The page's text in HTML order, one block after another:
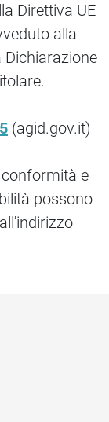
Direttiva UE
alla
Dichiarazione
(agid.gov.it)
e
possono